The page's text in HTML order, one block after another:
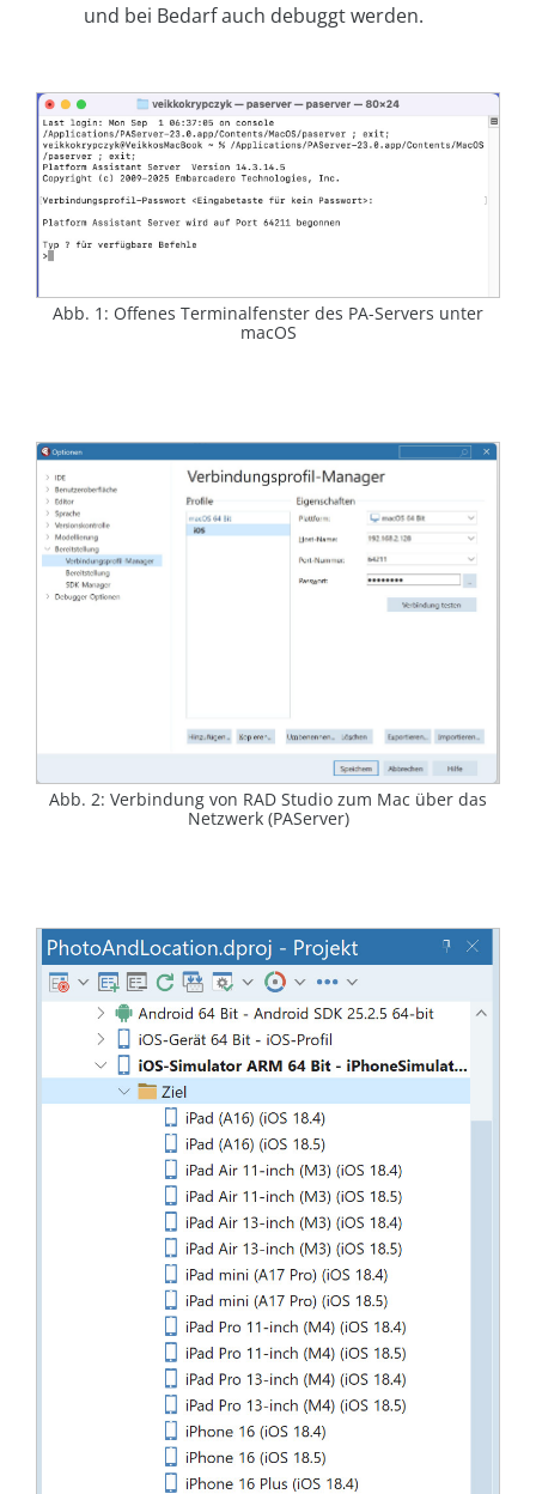
und bei Bedarf auch debuggt werden.
Abb. 1: Offenes Terminalfenster des PA-Servers unter
macOS
Abb. 2: Verbindung von RAD Studio zum Mac über das
Netzwerk (PAServer)